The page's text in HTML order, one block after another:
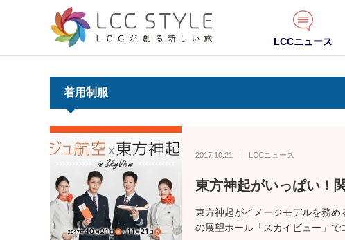
LCCニュース
着用制服
2017.10.21 LCCニュース
東方神起がいっぱい！
東方神起がイメージモデルを務
の展望ホール「スカイビュー」